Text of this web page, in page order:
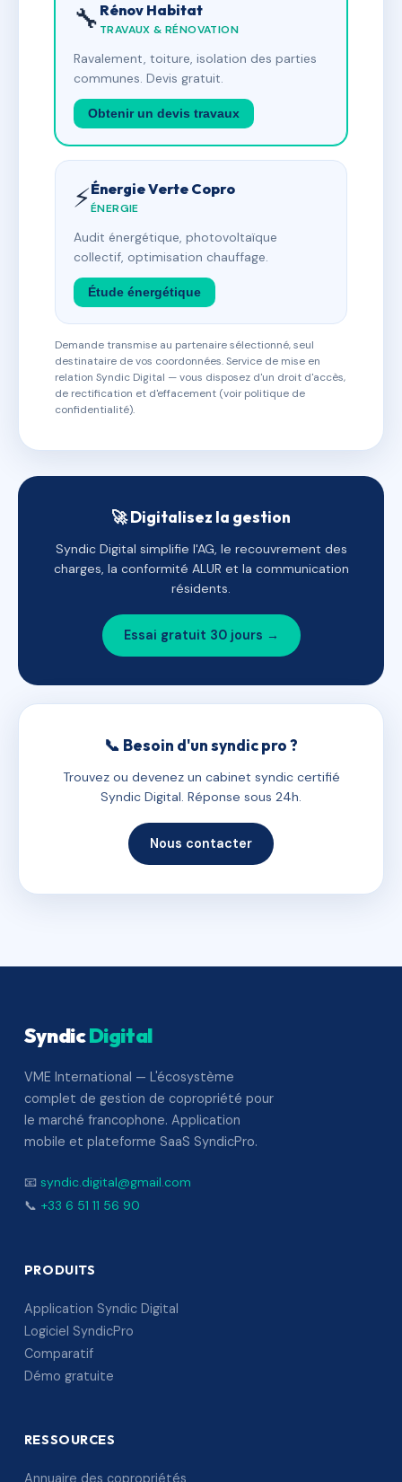
🔧 Rénov Habitat
TRAVAUX & RÉNOVATION
Ravalement, toiture, isolation des parties
communes. Devis gratuit.
Obtenir un devis travaux
⚡Énergie Verte Copro
ÉNERGIE
Audit énergétique, photovoltaïque
collectif, optimisation chauffage.
Étude énergétique
Demande transmise au partenaire sélectionné, seul
destinataire de vos coordonnées. Service de mise en
relation Syndic Digital — vous disposez d'un droit d'accès,
de rectification et d'effacement (voir politique de
confidentialité).
🚀 Digitalisez la gestion
Syndic Digital simplifie l'AG, le recouvrement des
charges, la conformité ALUR et la communication
résidents.
Essai gratuit 30 jours →
📞 Besoin d'un syndic pro ?
Trouvez ou devenez un cabinet syndic certifié
Syndic Digital. Réponse sous 24h.
Nous contacter
SyndicDigital
VME International — L'écosystème
complet de gestion de copropriété pour
le marché francophone. Application
mobile et plateforme SaaS SyndicPro.
📧 syndic.digital@gmail.com
📞 +33 6 51 11 56 90
PRODUITS
Application Syndic Digital
Logiciel SyndicPro
Comparatif
Démo gratuite
RESSOURCES
Annuaire des copropriétés